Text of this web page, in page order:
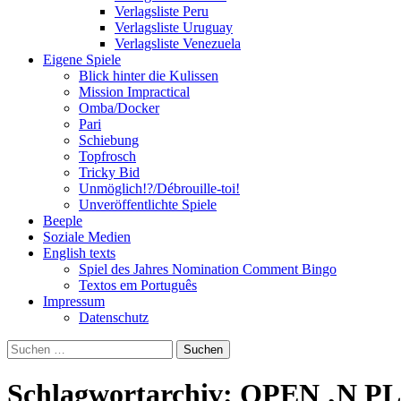
Verlagsliste Peru
Verlagsliste Uruguay
Verlagsliste Venezuela
Eigene Spiele
Blick hinter die Kulissen
Mission Impractical
Omba/Docker
Pari
Schiebung
Topfrosch
Tricky Bid
Unmöglich!?/Débrouille-toi!
Unveröffentlichte Spiele
Beeple
Soziale Medien
English texts
Spiel des Jahres Nomination Comment Bingo
Textos em Português
Impressum
Datenschutz
Suchen
nach:
Schlagwortarchiv: OPEN ‚N